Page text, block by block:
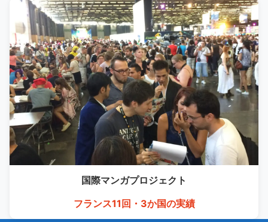
国際マンガプロジェクト
フランス11回・3か国の実績